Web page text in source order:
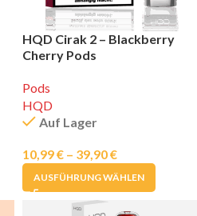
HQD Cirak 2 – Blackberry
Cherry Pods
Pods
HQD
Auf Lager
10,99€ – 39,90€
AUSFÜHRUNG WÄHLEN